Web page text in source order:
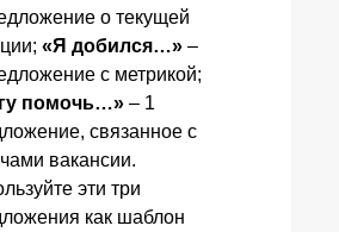
о текущей
«Я добился…» –
с метрикой;
помочь…» – 1
связанное с
вакансии.
эти три
как шаблон